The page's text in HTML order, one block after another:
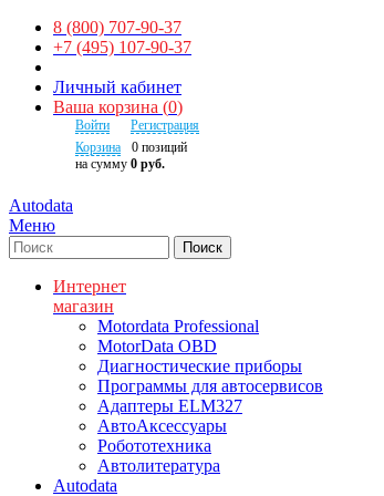
8 (800) 707-90-37
+7 (495) 107-90-37
Личный кабинет
Ваша корзина (0)
Войти
Регистрация
Корзина
0 позиций
на сумму 0 руб.
Autodata
Меню
Поиск
Интернет
магазин
Motordata Professional
MotorData OBD
Диагностические приборы
Программы для автосервисов
Адаптеры ELM327
АвтоАксессуары
Робототехника
Автолитература
Autodata